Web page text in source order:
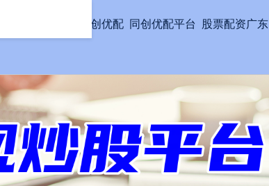
同创优配 同创优配平台 股票配资广东